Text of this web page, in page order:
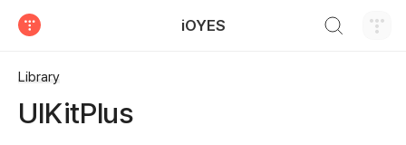
iOYES
Library
UIKitPlus